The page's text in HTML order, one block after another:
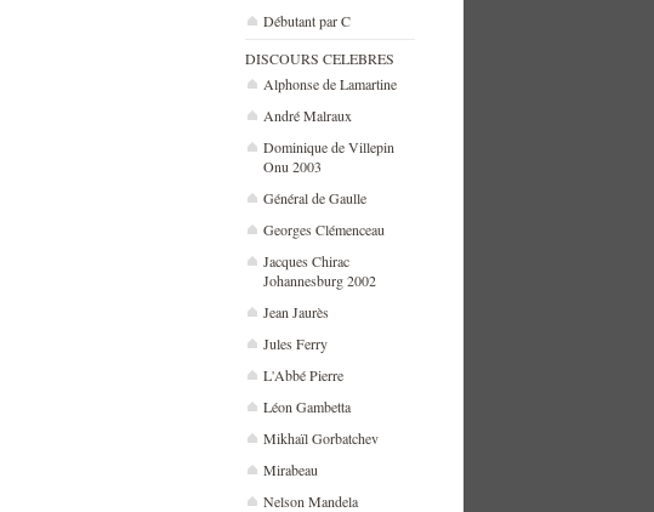
Débutant par C
DISCOURS CELEBRES
Alphonse de Lamartine
André Malraux
Dominique de Villepin
Onu 2003
Général de Gaulle
Georges Clémenceau
Jacques Chirac
Johannesburg 2002
Jean Jaurès
Jules Ferry
L'Abbé Pierre
Léon Gambetta
Mikhaïl Gorbatchev
Mirabeau
Nelson Mandela